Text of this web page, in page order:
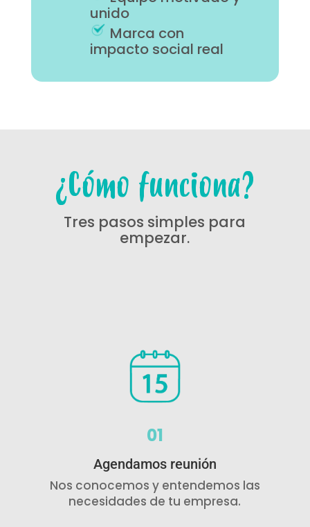
unido
Marca con
impacto social real
¿Cómo funciona?
Tres pasos simples para
empezar.
01
Agendamos reunión
Nos conocemos y entendemos las
necesidades de tu empresa.